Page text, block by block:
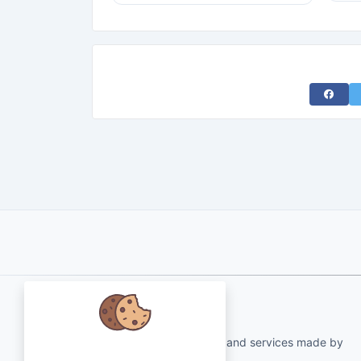
Share
About Us
qartvelo.com free online tools and services made by